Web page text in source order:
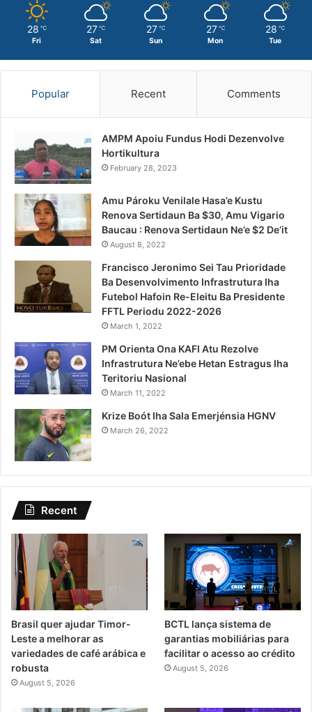
28 ℃
Fri
27 ℃
Sat
27 ℃
Sun
27 ℃
Mon
28 ℃
Tue
Popular Recent Comments
AMPM Apoiu Fundus Hodi Dezenvolve
Hortikultura
February 28, 2023
Amu Pároku Venilale Hasa’e Kustu
Renova Sertidaun Ba $30, Amu Vigario
Baucau : Renova Sertidaun Ne’e $2 De’it
August 8, 2022
Francisco Jeronimo Sei Tau Prioridade
Ba Desenvolvimento Infrastrutura Iha
Futebol Hafoin Re-Eleitu Ba Presidente
FFTL Periodu 2022-2026
March 1, 2022
PM Orienta Ona KAFI Atu Rezolve
Infrastrutura Ne’ebe Hetan Estragus Iha
Teritoriu Nasional
March 11, 2022
Krize Boót Iha Sala Emerjénsia HGNV
March 26, 2022
Recent
Brasil quer ajudar Timor-
Leste a melhorar as
variedades de café arábica e
robusta
August 5, 2026
BCTL lança sistema de
garantias mobiliárias para
facilitar o acesso ao crédito
August 5, 2026